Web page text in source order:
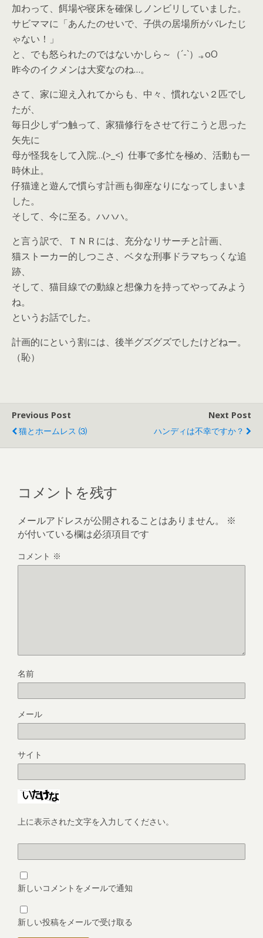
加わって、餌場や寝床を確保しノンビリしていました。
サビママに 「あんたのせいで、子供の居場所がバレたじ
ゃない！」
と、でも怒られたのではないかしら～（´-`）.｡oO
昨今のイクメンは大変なのね…。
さて、家に迎え入れてからも、中々、慣れない２匹でし
たが、
毎日少しずつ触って、家猫修行をさせて行こうと思った
矢先に
母が怪我をして入院…(>_<) 仕事で多忙を極め、活動も一
時休止。
仔猫達と遊んで慣らす計画も御座なりになってしまいま
した。
そして、今に至る。ハハハ。
と言う訳で、ＴＮＲには、充分なリサーチと計画、
猫ストーカー的しつこさ、ベタな刑事ドラマちっくな追
跡、
そして、猫目線での動線と想像力を持ってやってみよう
ね。
というお話でした。
計画的にという割には、後半グズグズでしたけどねー。
（恥）
Previous Post
猫とホームレス ⑶
Next Post
ハンディは不幸ですか？
コメントを残す
メールアドレスが公開されることはありません。
※
が付いている欄は必須項目です
コメント ※
名前
メール
サイト
上に表示された文字を入力してください。
新しいコメントをメールで通知
新しい投稿をメールで受け取る